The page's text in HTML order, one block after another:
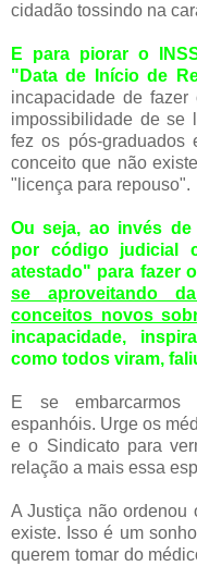
cidadão tossindo na
E para piorar o
"Data de Início de
incapacidade de
impossibilidade de se
fez os pós-graduados
conceito que não
"licença para repouso".
Ou seja, ao invés de
por código judicial
atestado" para fazer
se aproveitando
conceitos novos
incapacidade,
como todos viram,
E se
espanhóis. Urge os
e o Sindicato para
relação a mais essa
A Justiça não ordenou
existe. Isso é um
querem tomar do